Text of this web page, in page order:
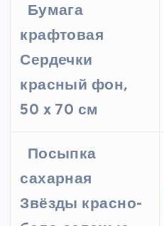
Бумага
крафтовая
Сердечки
красный фон,
50 x 70 см
Посыпка
сахарная
Звёзды красно-